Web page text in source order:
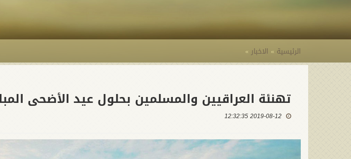
الرئيسية » الاخبار »
تهنئة العراقيين والمسلمين بحلول عيد الأضحى
2019-08-12 12:32:35